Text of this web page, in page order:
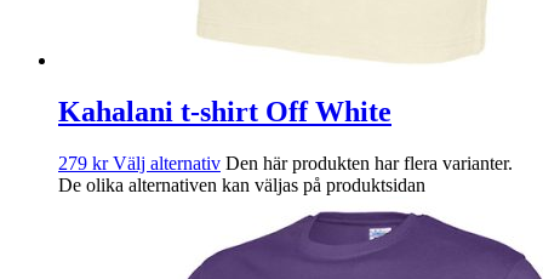
Kahalani t-shirt Off White
279 kr Välj alternativ Den här produkten har flera varianter.
De olika alternativen kan väljas på produktsidan